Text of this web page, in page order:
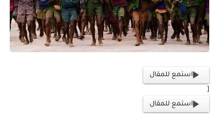
استمع للمقال
استمع للمقال